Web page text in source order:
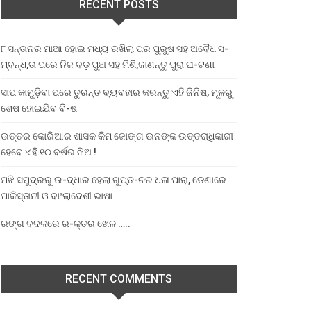
RECENT POSTS
୮ ସନ୍ତାନର ମାଆ ହୋଇ ମଧ୍ୟ ରଖିଲା ପର ପୁରୁଷ ସହ ଅବୈଧ ସ-
ମ୍ବନ୍ଧ,ତା ପରେ ନିଜ ବଡ଼ ପୁଅ ସହ ମିଶି,ଜାଣନ୍ତୁ ପୁରା ଘ-ଟଣା
ସାପ କାମୁଡ଼ିବା ପରେ ତୁରନ୍ତ ବ୍ୟବହାର କରନ୍ତୁ ଏହି ଜିନିଷ, ମୂଳରୁ
ଶେଷ ହୋଇଯିବ ବି-ଷ
ଉତ୍ତର କୋରିଆର ଶାସକ କିମ ଜୋଙ୍ଗ ଉନଙ୍କ ଉତ୍ତରାଧିକାରୀ
ହେବେ ଏହି ୧୦ ବର୍ଷର ଝିଅ !
ମଝି ସମୁଦ୍ରରୁ ଉ-ଦ୍ଧାର ହେଲା ଗୁପ୍ତ-ଚର ଧଳା ପାରା, ଡେଣାରେ
ପାକିସ୍ତାନୀ ଓ ବାଂଲାଦେଶୀ ଭାଷା
ରଙ୍ଗ ବଦଳରେ ର-କ୍ତର ଖେଳ …..
RECENT COMMENTS